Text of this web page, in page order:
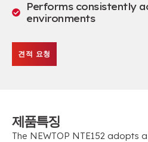
Performs consistently
environments
견적 요청
제품특징
The NEWTOP NTE152 adopts